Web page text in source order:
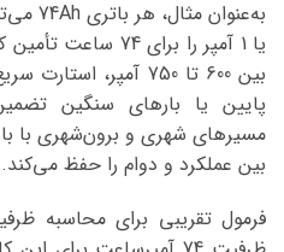
بین 600 تا 750
پایین یا بارهای سنگین
مسیرهای شهری و برون‌شهری با
بین عملکرد و دوام را حفظ می‌کند.
فرمول تقریبی برای محاسبه